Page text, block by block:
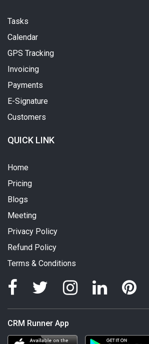
Tasks
Calendar
GPS Tracking
Invoicing
Payments
E-Signature
Customers
QUICK LINK
Home
Pricing
Blogs
Meeting
Privacy Policy
Refund Policy
Terms & Conditions
CRM Runner App